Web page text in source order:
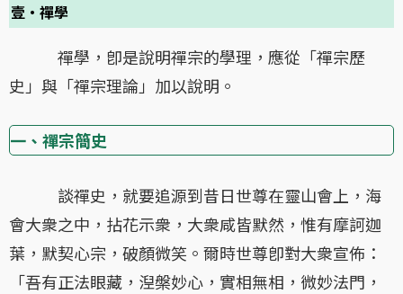
壹・禪學
禪學，卽是說明禪宗的學理，應從「禪宗歷
史」與「禪宗理論」加以說明。
一、禪宗簡史
談禪史，就要追源到昔日世尊在靈山會上，海
會大衆之中，拈花示衆，大衆咸皆默然，惟有摩訶迦
葉，默契心宗，破顏微笑。爾時世尊卽對大衆宣佈：
「吾有正法眼藏，湼槃妙心，實相無相，微妙法門，